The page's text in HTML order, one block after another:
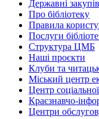
Державні
Про бібліотеку
Правила
Послуги
Структура ЦМБ
Наші проєкти
Клуби та
Міський центр
Центр
Краєзнавчо-
Центри